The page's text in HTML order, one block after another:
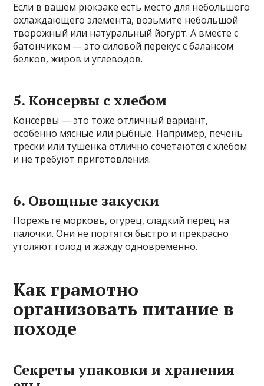
Если в вашем рюкзаке есть место для небольшого
охлаждающего элемента, возьмите небольшой
творожный или натуральный йогурт. А вместе с
батончиком — это силовой перекус с балансом
белков, жиров и углеводов.
5. Консервы с хлебом
Консервы — это тоже отличный вариант,
особенно мясные или рыбные. Например, печень
трески или тушенка отлично сочетаются с хлебом
и не требуют приготовления.
6. Овощные закуски
Порежьте морковь, огурец, сладкий перец на
палочки. Они не портятся быстро и прекрасно
утоляют голод и жажду одновременно.
Как грамотно
организовать питание в
походе
Секреты упаковки и хранения